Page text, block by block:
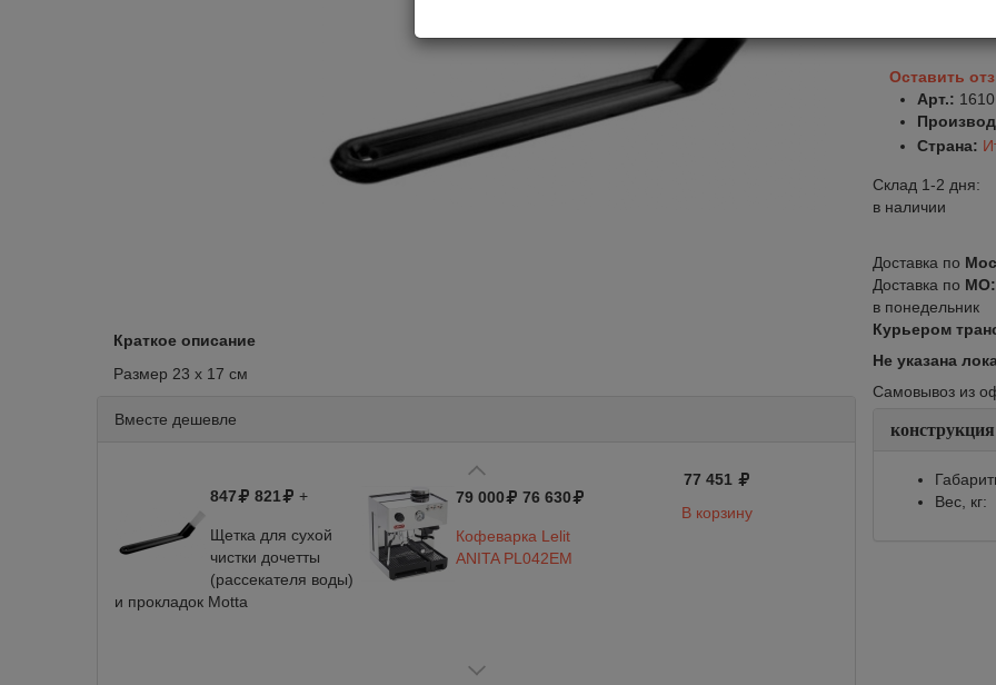
Краткое описание
Размер 23 х 17 см
Вместе дешевле
847 821 +
Щетка для сухой
чистки дочетты
(рассекателя воды)
и прокладок Motta
79 000 76 630
Кофеварка Lelit
ANITA PL042EM
77 451
В корзину
Оставить
Арт.: 1610
Страна:
Склад 1-2 дня:
в наличии
Доставка по
Доставка по МО:
в понедельник
Курьером
Не указана
Самовывоз из
конструкция
Вес, кг: